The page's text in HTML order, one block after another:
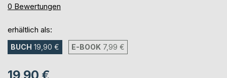
0%
0 Bewertungen
erhältlich als:
BUCH 19,90 € E-BOOK 7,99 €